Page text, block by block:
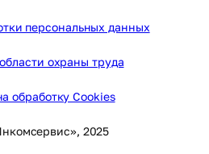
персональных данных
охраны труда
обработку Cookies
2025